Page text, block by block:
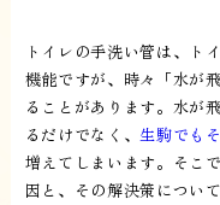
トイレの手洗い管は、ト
機能ですが、時々「水が
ることがあります。水が
るだけでなく、生駒でも
増えてしまいます。そこ
因と、その解決策につい